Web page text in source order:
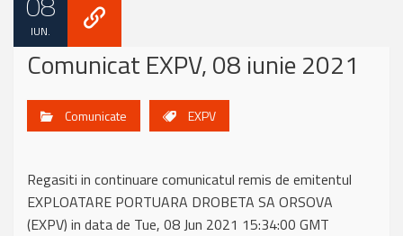
IUN.
Comunicat EXPV, 08 iunie 2021
Comunicate EXPV
Regasiti in continuare comunicatul remis de emitentul
EXPLOATARE PORTUARA DROBETA SA ORSOVA
(EXPV) in data de Tue, 08 Jun 2021 15:34:00 GMT